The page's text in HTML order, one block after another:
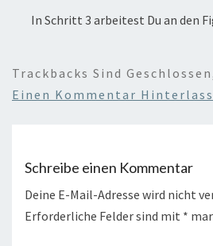
In Schritt 3 arbeitest Du an den
Trackbacks Sind
Einen Kommentar
Schreibe einen Kommentar
Deine E-Mail-Adresse wird nicht
Erforderliche Felder sind mit *